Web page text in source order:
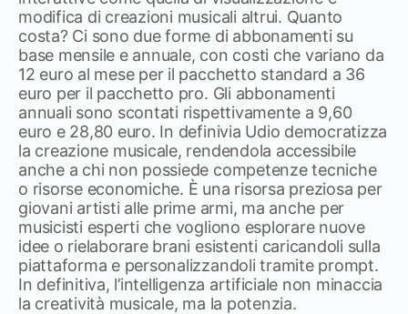
modifica di creazioni musicali altrui. Quanto
costa? Ci sono due forme di abbonamenti su
base mensile e annuale, con costi che variano da
12 euro al mese per il pacchetto standard a 36
euro per il pacchetto pro. Gli abbonamenti
annuali sono scontati rispettivamente a 9,60
euro e 28,80 euro. In definivia Udio democratizza
la creazione musicale, rendendola accessibile
anche a chi non possiede competenze tecniche
o risorse economiche. È una risorsa preziosa per
giovani artisti alle prime armi, ma anche per
musicisti esperti che vogliono esplorare nuove
idee o rielaborare brani esistenti caricandoli sulla
piattaforma e personalizzandoli tramite prompt.
In definitiva, l’intelligenza artificiale non minaccia
la creatività musicale, ma la potenzia.